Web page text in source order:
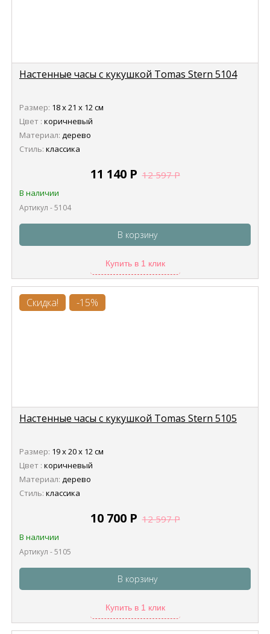
Настенные часы с кукушкой Tomas Stern 5104
Размер: 18 х 21 х 12 см
Цвет : коричневый
Материал: дерево
Стиль: классика
11 140 Р 12 597Р
В наличии
Артикул - 5104
В корзину
Купить в 1 клик
Скидка! -15%
Настенные часы с кукушкой Tomas Stern 5105
Размер: 19 х 20 х 12 см
Цвет : коричневый
Материал: дерево
Стиль: классика
10 700 Р 12 597Р
В наличии
Артикул - 5105
В корзину
Купить в 1 клик